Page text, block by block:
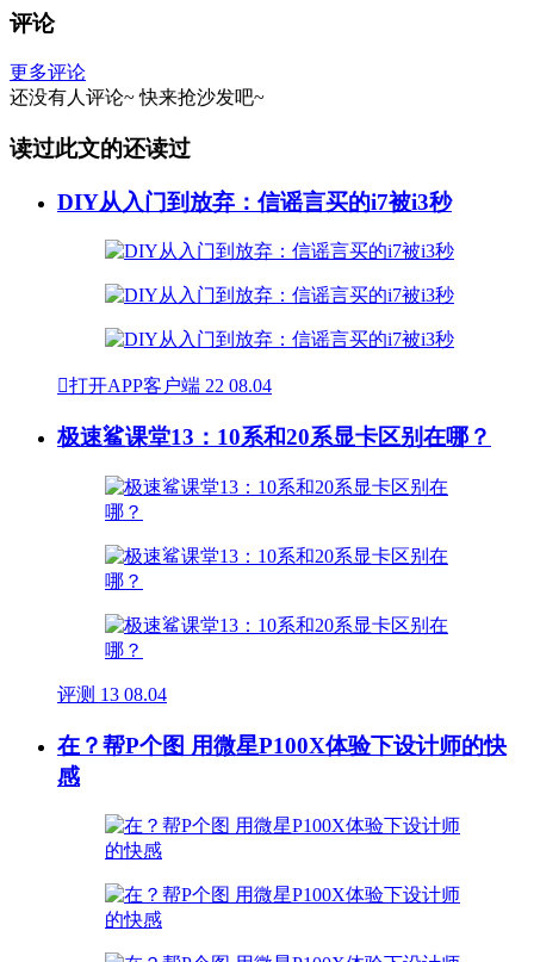
评论
更多评论
还没有人评论~ 快来抢沙发吧~
读过此文的还读过
DIY从入门到放弃：信谣言买的i7被i3秒
打开APP客户端 22 08.04
极速鲨课堂13：10系和20系显卡区别在哪？
评测 13 08.04
在？帮P个图 用微星P100X体验下设计师的快
感